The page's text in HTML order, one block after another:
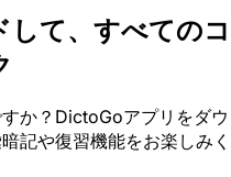
て、すべてのコ
か？DictoGoアプリをダウ
記や復習機能をお楽しみく